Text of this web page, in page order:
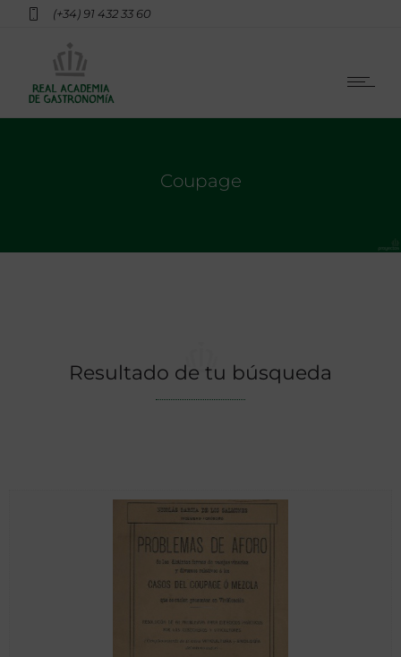
(+34) 91 432 33 60
Coupage
Resultado de tu búsqueda